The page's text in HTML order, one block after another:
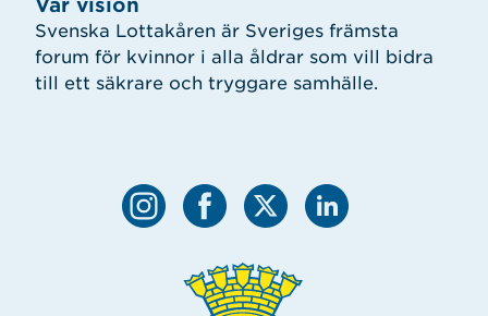
Vår vision
Svenska Lottakåren är Sveriges främsta
forum för kvinnor i alla åldrar som vill bidra
till ett säkrare och tryggare samhälle.